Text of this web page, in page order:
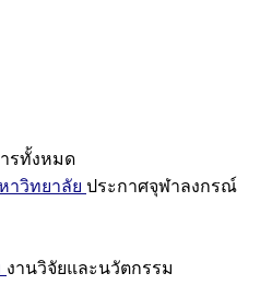
รทั้งหมด
าวิทยาลัย ประกาศจุฬาลงกรณ์
งานวิจัยและนวัตกรรม